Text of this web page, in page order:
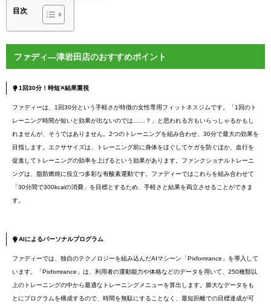
目次
ファディ―津岩田店のおすすめポイント
1回30分！時短✕結果重視
ファディーは、1回30分という手軽さが特徴の女性専用フィットネスジムです。「1回のト
レーニング時間が短いと効果が出ないのでは……？」と思われる方もいらっしゃるかもし
れませんが、そうではありません。2つのトレーニングを組み合わせ、30分で最大の効果を
目指します。エクササイズは、トレーニング前に身体をほぐしてケガを防ぐほか、血行を
促進してトレーニングの効率を上げるという効果があります。ファンクショナルトレーニ
ングは、脂肪燃焼に役立つ多彩な有酸素運動です。ファディーではこれらを組み合わせて
「30分間で300kcalの消費」を目標とするため、手軽さと結果を両立させることができま
す。
AIによるパーソナルプログラム
ファディーでは、独自のテクノロジーを組み込んだAIマシーン「Pixfomrance」を導入して
います。「Pixfomrance」は、利用者の運動能力や体格などのデータを用いて、250種類以
上のトレーニングの中から最適なトレーニングメニューを算出します。膨大なデータをも
とにプログラムを構成するので、時間を無駄にすることなく、最短距離での目標達成が可